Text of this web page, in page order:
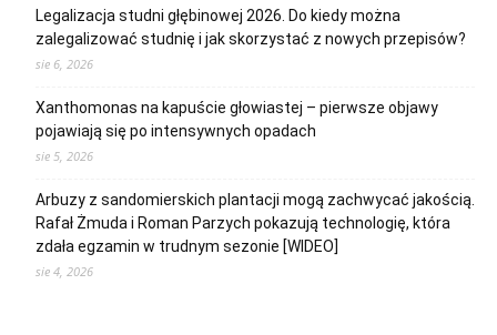
Legalizacja studni głębinowej 2026. Do kiedy można
zalegalizować studnię i jak skorzystać z nowych przepisów?
sie 6, 2026
Xanthomonas na kapuście głowiastej – pierwsze objawy
pojawiają się po intensywnych opadach
sie 5, 2026
Arbuzy z sandomierskich plantacji mogą zachwycać jakością.
Rafał Żmuda i Roman Parzych pokazują technologię, która
zdała egzamin w trudnym sezonie [WIDEO]
sie 4, 2026